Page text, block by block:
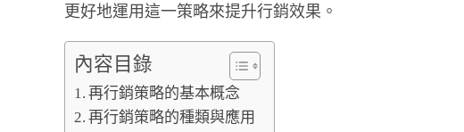
更好地運用這一策略來提升行銷效果。
內容目錄
再行銷策略的基本概念
再行銷策略的種類與應用